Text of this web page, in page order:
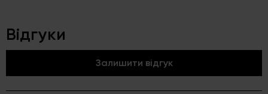
Відгуки
Залишити відгук